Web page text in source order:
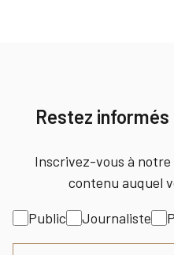
Restez
Inscrivez-vous à
contenu auquel
Intérêt
Public Journaliste